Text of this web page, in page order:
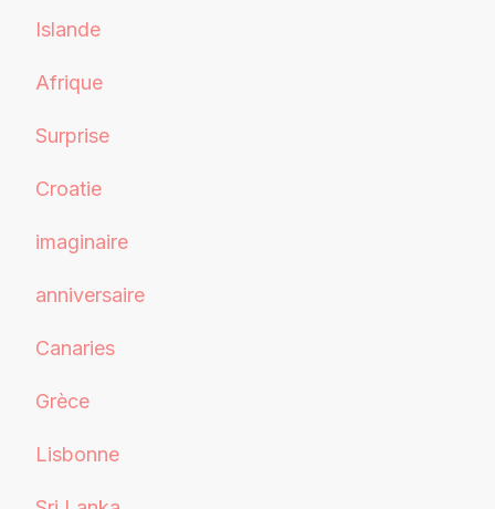
Islande
Afrique
Surprise
Croatie
imaginaire
anniversaire
Canaries
Grèce
Lisbonne